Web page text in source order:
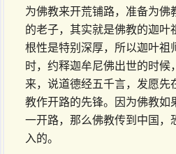
为佛教来开荒铺路，准备为佛
的老子，其实就是佛教的迦叶
根性是特别深厚，所以迦叶祖
时，约释迦牟尼佛出世的时候
来，说道德经五千言，发愿先
教作开路的先锋。因为佛教如
一开路，那么佛教传到中国，
入的。